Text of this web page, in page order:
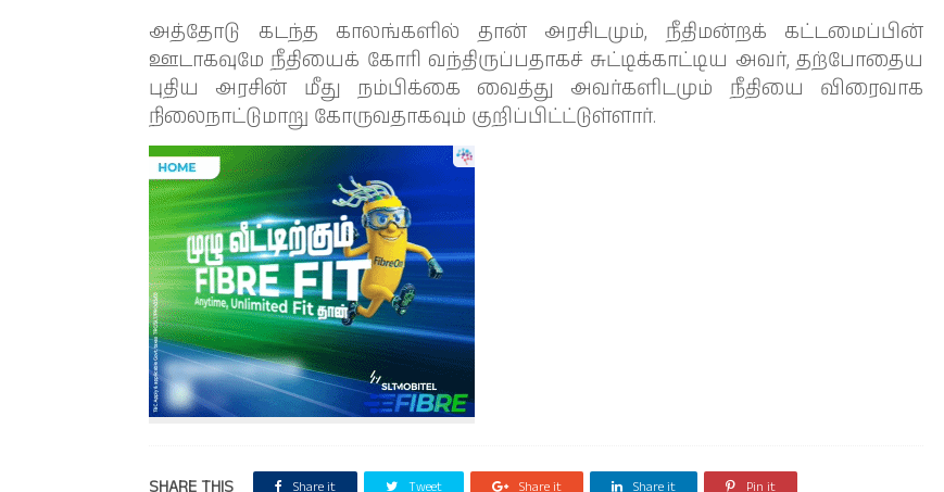
அத்தோடு கடந்த காலங்களில் தான் அரசிடமும், நீதிமன்றக் கட்டமைப்பின்
ஊடாகவுமே நீதியைக் கோரி வந்திருப்பதாகச் சுட்டிக்காட்டிய அவர், தற்போதைய
புதிய அரசின் மீது நம்பிக்கை வைத்து அவர்களிடமும் நீதியை விரைவாக
நிலைநாட்டுமாறு கோருவதாகவும் குறிப்பிட்ட்டுள்ளார்.
Share it Tweet Share it Share it Pin it